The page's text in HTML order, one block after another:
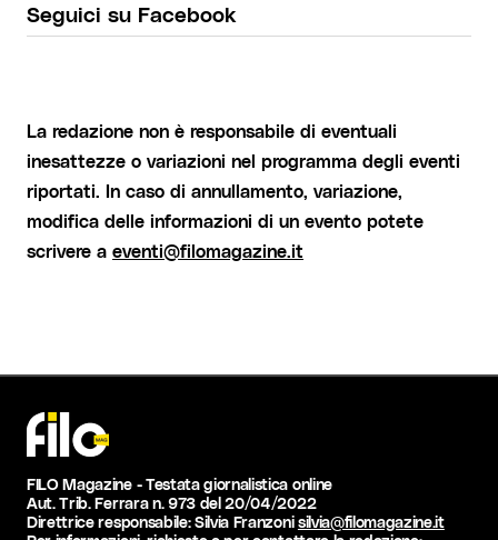
Seguici su Facebook
La redazione non è responsabile di eventuali
inesattezze o variazioni nel programma degli eventi
riportati. In caso di annullamento, variazione,
modifica delle informazioni di un evento potete
scrivere a eventi@filomagazine.it
FILO Magazine - Testata giornalistica online
Aut. Trib. Ferrara n. 973 del 20/04/2022
Direttrice responsabile: Silvia Franzonisilvia@filomagazine.it